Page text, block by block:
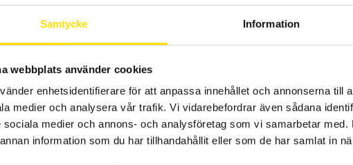
Samtycke Information
webbplats använder cookies
enhetsidentifierare för att anpassa innehållet och annonserna till
medier och analysera vår trafik. Vi vidarebefordrar även sådana
sociala medier och annons- och analysföretag som vi samarbetar
information som du har tillhandahållit eller som de har samlat in
μΩ-
för
för